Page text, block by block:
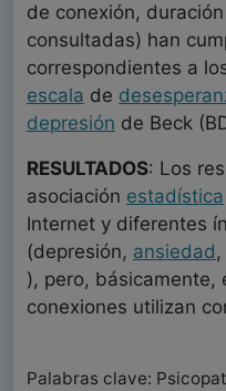
de conexión,
consultadas) han
correspondientes a
escala de
depresión de Beck
RESULTADOS: Los
asociación estadística
Internet y diferentes
(depresión, ansiedad
), pero, básicamente,
conexiones utilizan
Palabras clave: